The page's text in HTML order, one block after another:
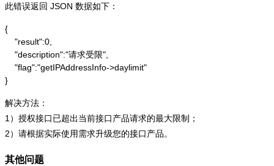
此错误返回 JSON 数据如下：
{
    "result":0,
    "description":"请求受限",
    "flag":"getIPAddressInfo->daylimit"
}
解决方法：
1）授权接口已超出当前接口产品请求的最大限制；
2）请根据实际使用需求升级您的接口产品。
其他问题